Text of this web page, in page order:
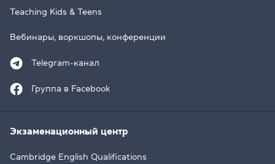
Teaching Kids & Teens
Вебинары, воркшопы, конференции
Telegram-канал
Группа в Facebook
Экзаменационный центр
Cambridge English Qualifications